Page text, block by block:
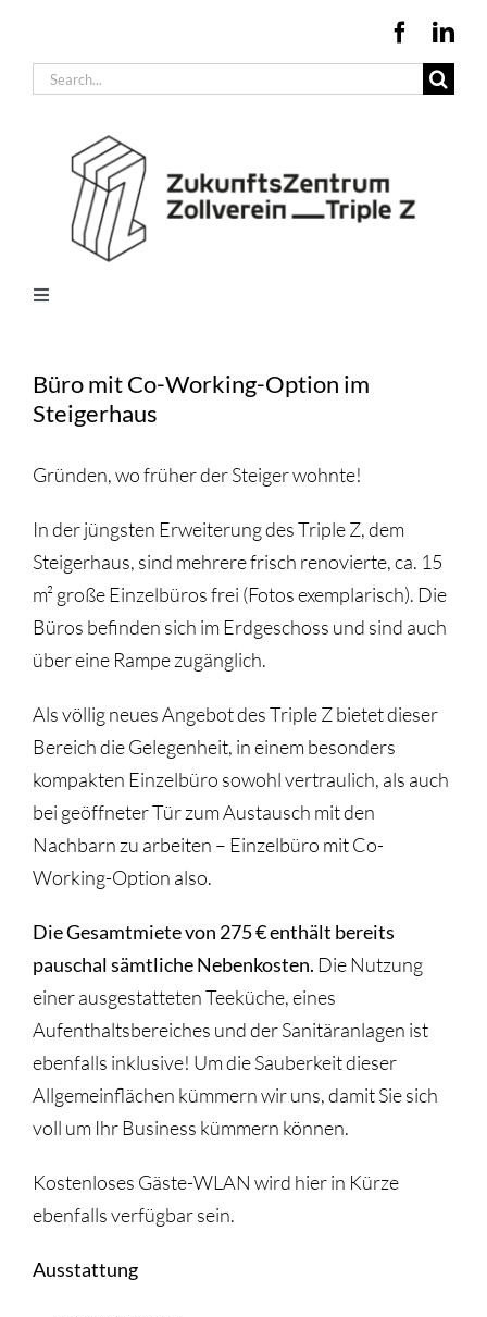
springen
Suche
Toggle
Konferenzräume
Infrastruktur + Beratung
Unternehmen im Triple Z
Über uns
Büro mit Co-Working-Option im
Steigerhaus
Gründen, wo früher der Steiger wohnte!
In der jüngsten Erweiterung des Triple Z, dem
Steigerhaus, sind mehrere frisch renovierte, ca. 15
m² große Einzelbüros frei (Fotos exemplarisch). Die
Büros befinden sich im Erdgeschoss und sind auch
über eine Rampe zugänglich.
Als völlig neues Angebot des Triple Z bietet dieser
Bereich die Gelegenheit, in einem besonders
kompakten Einzelbüro sowohl vertraulich, als auch
bei geöffneter Tür zum Austausch mit den
Nachbarn zu arbeiten – Einzelbüro mit Co-
Working-Option also.
Die Gesamtmiete von 275 € enthält bereits
pauschal sämtliche Nebenkosten. Die Nutzung
einer ausgestatteten Teeküche, eines
Aufenthaltsbereiches und der Sanitäranlagen ist
ebenfalls inklusive! Um die Sauberkeit dieser
Allgemeinflächen kümmern wir uns, damit Sie sich
voll um Ihr Business kümmern können.
Kostenloses Gäste-WLAN wird hier in Kürze
ebenfalls verfügbar sein.
Ausstattung